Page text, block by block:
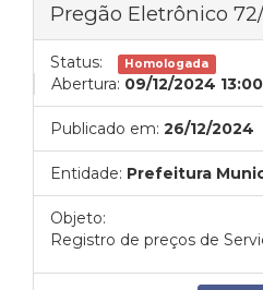
Pregão Eletrônico
Status: Homologada
Abertura: 09/12/2024 13:00
Publicado em: 26/12/2024
Entidade: Prefeitura
Objeto:
Registro de preços de